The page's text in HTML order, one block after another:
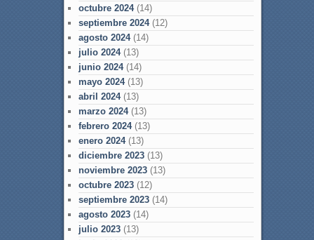
octubre 2024(14)
septiembre 2024(12)
agosto 2024(14)
julio 2024(13)
junio 2024(14)
mayo 2024(13)
abril 2024(13)
marzo 2024(13)
febrero 2024(13)
enero 2024(13)
diciembre 2023(13)
noviembre 2023(13)
octubre 2023(12)
septiembre 2023(14)
agosto 2023(14)
julio 2023(13)